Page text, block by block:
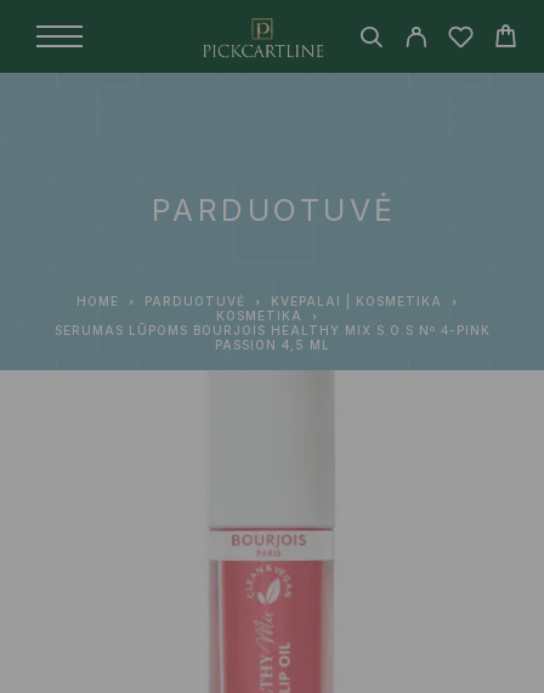
PARDUOTUVĖ
HOME PARDUOTUVĖ
KVEPALAI | KOSMETIKA
KOSMETIKA
SERUMAS LŪPOMS BOURJOIS HEALTHY MIX S.O.S Nº 4-PINK
PASSION 4,5 ML